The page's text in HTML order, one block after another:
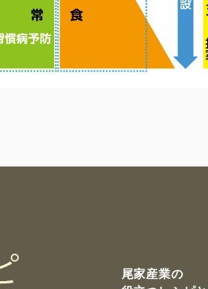
尾家産業の